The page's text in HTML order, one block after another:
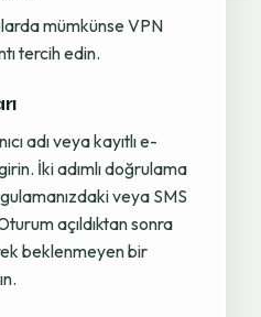
mümkünse VPN
tercih edin.
adı veya kayıtlı e-
İki adımlı doğrulama
veya SMS
açıldıktan sonra
beklenmeyen bir